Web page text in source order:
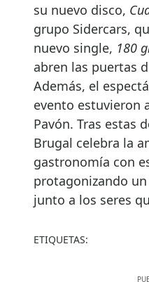
su nuevo disco,
grupo Sidercars,
nuevo single, 180
abren las puertas
Además, el
evento estuvieron
Pavón. Tras estas
Brugal celebra la
gastronomía con
protagonizando
junto a los seres
ETIQUETAS: